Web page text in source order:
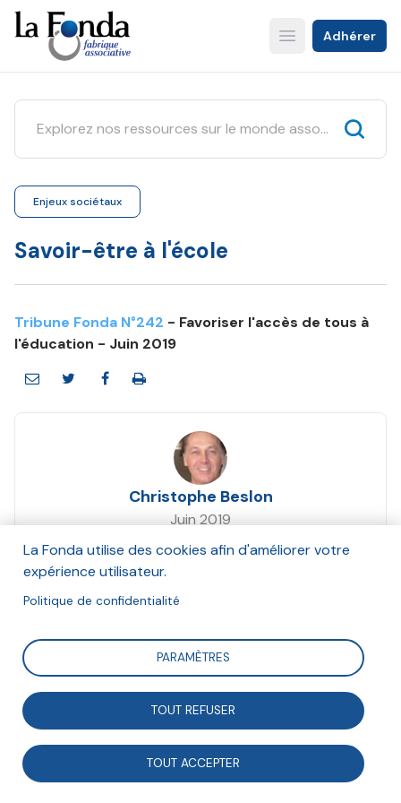
Aller
au
contenu
principal
Open main menu
Adhérer
Enjeux sociétaux
Savoir-être à l'école
Tribune Fonda N°242 - Favoriser l'accès de tous à
l'éducation - Juin 2019
Christophe Beslon
Juin 2019
Focus sur « Savoir-être à l'école », un programme de
sensibilisation et de formation aux compétences
psycho-sociales et émotionnelles, destiné à tous les
adultes en charge de responsabilités éducatives et
d’enseignement.
La Fonda utilise des cookies afin d'améliorer votre
expérience utilisateur.
Politique de confidentialité
PARAMÈTRES
TOUT REFUSER
TOUT ACCEPTER